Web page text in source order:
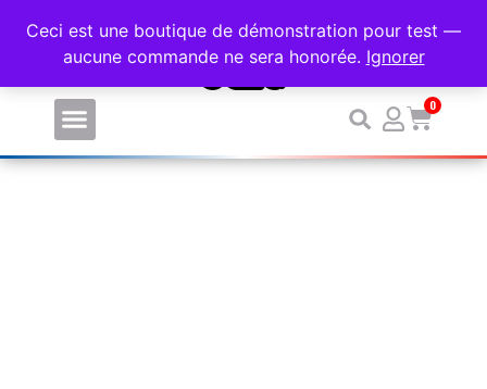
Ceci est une boutique de démonstration pour test —
aucune commande ne sera honorée. Ignorer
0